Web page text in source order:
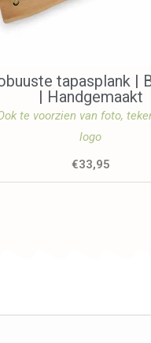
tapasplank |
| Handgemaakt
te voorzien van foto,
logo
€33,95